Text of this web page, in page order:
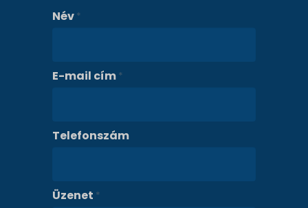
Név *
E-mail cím *
Telefonszám
Üzenet *